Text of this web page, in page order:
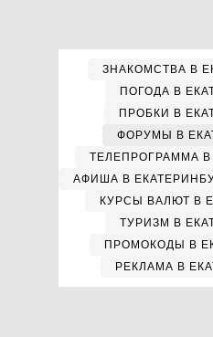
ЗНАКОМСТВА В
ПОГОДА В
ПРОБКИ В
ФОРУМЫ В
ТЕЛЕПРОГРАММА В
АФИША В
КУРСЫ ВАЛЮТ В
ТУРИЗМ В
ПРОМОКОДЫ В
РЕКЛАМА В